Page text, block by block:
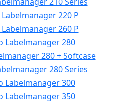
220 P
260 P
Labelmanager 280
280 + Softcase
280 Series
Labelmanager 300
Labelmanager 350